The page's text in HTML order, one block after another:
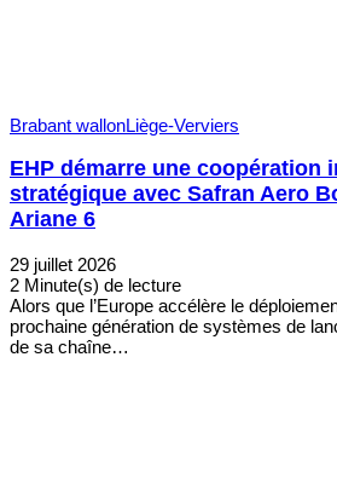
Brabant wallonLiège-Verviers
EHP démarre une coopération
stratégique avec Safran Aero
Ariane 6
29 juillet 2026
2 Minute(s) de lecture
Alors que l’Europe accélère le
prochaine génération de systèmes de
de sa chaîne…